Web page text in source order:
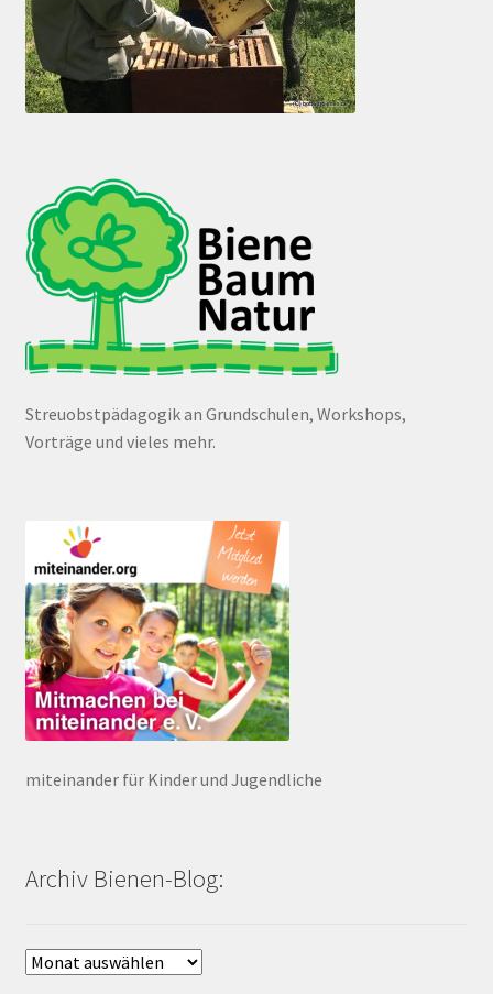
Streuobstpädagogik an Grundschulen, Workshops,
Vorträge und vieles mehr.
miteinander für Kinder und Jugendliche
Archiv Bienen-Blog:
Archiv